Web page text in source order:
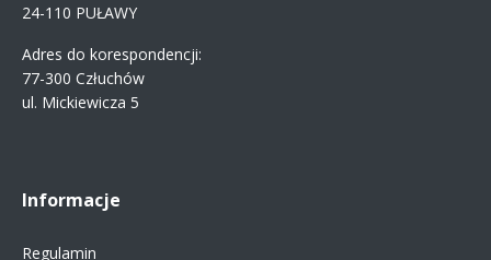
24-110 PUŁAWY
Adres do korespondencji:
77-300 Człuchów
ul. Mickiewicza 5
Informacje
Regulamin